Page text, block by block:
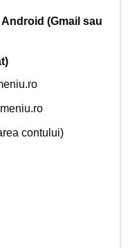
(Gmail sau
contului)